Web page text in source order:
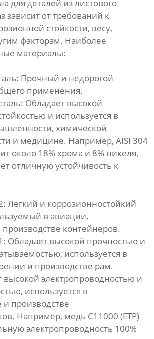
длядеталей из листового
зависит от требований к
стойкости, весу,
факторам. Наиболее
материалы:
Прочный и недорогой
применения.
Обладает высокой
и используется в
химической
и медицине. Например, AISI 304
около 18% хрома и 8% никеля,
отличную устойчивость к
Легкий и коррозионностойкий
в авиации,
производстве контейнеров.
Обладает высокой прочностью и
используется в
и производстве рам.
высокой электропроводностью и
используется в
и производстве
Например, медь C11000 (ETP)
электропроводность 100%